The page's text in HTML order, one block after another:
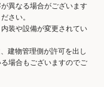
異なる場合がございます
さい。
装や設備が変更されてい
建物管理側が許可を出し
場合もございますのでご